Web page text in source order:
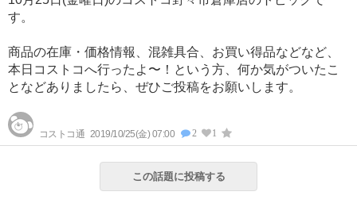
す。
商品の在庫・価格情報、混雑具合、お買い得品などなど、
本日コストコへ行ったよ〜！という方、何か気がついたこ
となどありましたら、ぜひご投稿をお願いします。
コストコ通 2019/10/25(金) 07:00 2 1
この話題に投稿する